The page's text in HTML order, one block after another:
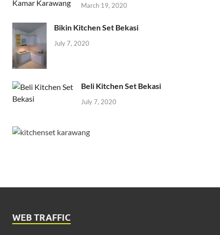
March 19, 2020
Bikin Kitchen Set Bekasi
July 7, 2020
Beli Kitchen Set Bekasi
July 7, 2020
WEB TRAFFIC